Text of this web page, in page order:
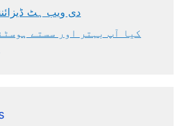
دی ویب ہٹ
کیا آپ بہتر اور سستے